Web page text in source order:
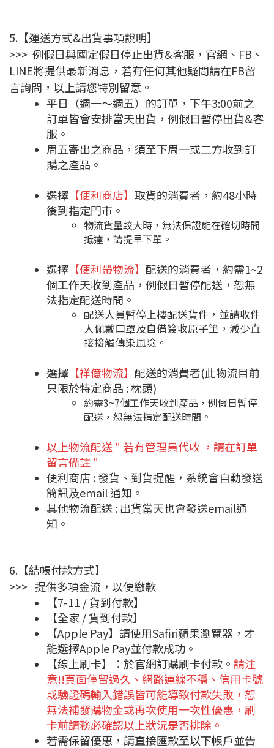
5.【運送方式&出貨事項說明】
>>> 例假日與國定假日停止出貨&客服，官網、FB、
LINE將提供最新消息，若有任何其他疑問請在FB留
言詢問，以上請您特別留意。
平日（週一～週五）的訂單，下午3:00前之
訂單皆會安排當天出貨，例假日暫停出貨&客
服。
周五寄出之商品，須至下周一或二方收到訂
購之產品。
選擇 【便利商店】 取貨的消費者，約48小時
後到指定門市。
物流貨量較大時，無法保證能在確切時間
抵達，請提早下單。
選擇 【便利帶物流】 配送的消費者，約需1~2
個工作天收到產品，例假日暫停配送，恕無
法指定配送時間。
配送人員暫停上樓配送貨件，並請收件
人佩戴口罩及自備簽收原子筆，減少直
接接觸傳染風險。
選擇 【祥億物流】 配送的消費者(此物流目前
只限於特定商品 : 枕頭)
約需3~7個工作天收到產品，例假日暫停
配送，恕無法指定配送時間。
以上物流配送 " 若有管理員代收 ，請在訂單
留言備註 "
便利商店 : 發貨、到貨提醒，系統會自動發送
簡訊及email 通知。
其他物流配送 : 出貨當天也會發送email通
知。
6.【結帳付款方式】
>>> 提供多項金流，以便繳款
【7-11 / 貨到付款】
【全家 / 貨到付款】
【Apple Pay】請使用Safiri蘋果瀏覽器，才
能選擇Apple Pay並付款成功。
【線上刷卡】：於官網訂購刷卡付款。 請注
意!!頁面停留過久、網路連線不穩、信用卡號
或驗證碼輸入錯誤皆可能導致付款失敗，恕
無法補發購物金或再次使用一次性優惠，刷
卡前請務必確認以上狀況是否排除。
若需保留優惠，請直接匯款至以下帳戶並告